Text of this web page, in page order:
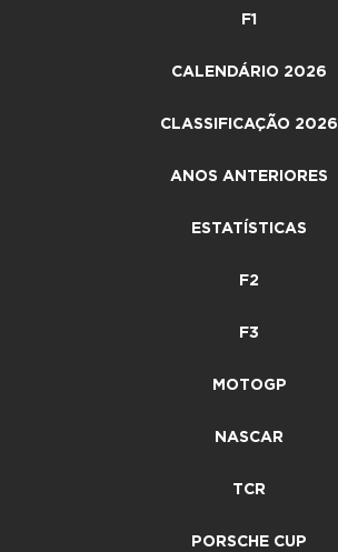
F1
CALENDÁRIO 2026
CLASSIFICAÇÃO 2026
ANOS ANTERIORES
ESTATÍSTICAS
F2
F3
MOTOGP
NASCAR
TCR
PORSCHE CUP